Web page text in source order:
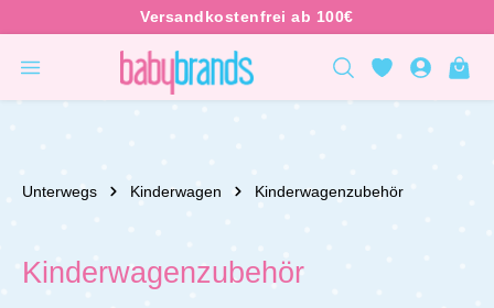
Unterwegs Kinderwagen Kinderwagenzubehör
Kinderwagenzubehör